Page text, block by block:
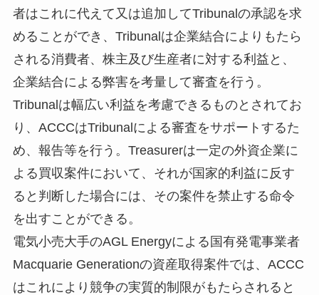
者はこれに代えて又は追加してTribunalの承認を求
めることができ、Tribunalは企業結合によりもたら
される消費者、株主及び生産者に対する利益と、
企業結合による弊害を考量して審査を行う。
Tribunalは幅広い利益を考慮できるものとされてお
り、ACCCはTribunalによる審査をサポートするた
め、報告等を行う。Treasurerは一定の外資企業に
よる買収案件において、それが国家的利益に反す
ると判断した場合には、その案件を禁止する命令
を出すことができる。
電気小売大手のAGL Energyによる国有発電事業者
Macquarie Generationの資産取得案件では、ACCC
はこれにより競争の実質的制限がもたらされると